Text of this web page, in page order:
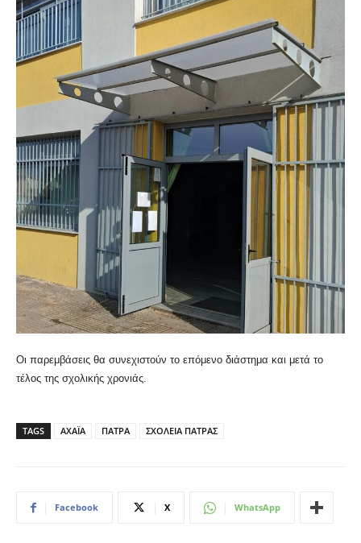
Οι παρεμβάσεις θα συνεχιστούν το επόμενο διάστημα και μετά το
τέλος της σχολικής χρονιάς.
TAGS ΑΧΑΪΑ ΠΑΤΡΑ ΣΧΟΛΕΙΑ ΠΑΤΡΑΣ
Facebook X WhatsApp